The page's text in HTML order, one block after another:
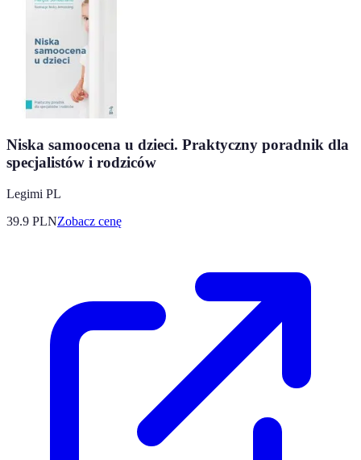
Niska samoocena u dzieci. Praktyczny poradnik dla
specjalistów i rodziców
Legimi PL
39.9 PLNZobacz cenę